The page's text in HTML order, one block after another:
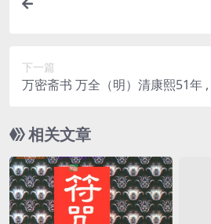
下一篇
万密斋书 万全（明）清康熙51年
相关文章